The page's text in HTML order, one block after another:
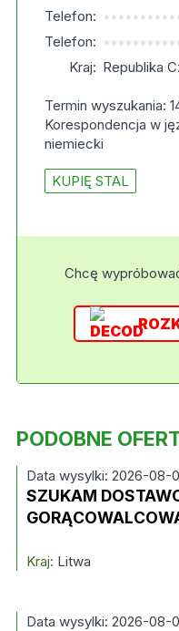
Telefon:
Telefon:
Kraj: Republika
Termin wyszukania:
Korespondencja w
niemiecki
KUPIĘ STAL
Chcę
PODOBNE
Data wysylki: 2026-08-
SZUKAM
Kraj: Litwa
Data wysylki: 2026-08-